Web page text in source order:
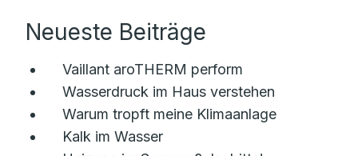
Neueste Beiträge
Vaillant aroTHERM perform
Wasserdruck im Haus verstehen
Warum tropft meine Klimaanlage
Kalk im Wasser